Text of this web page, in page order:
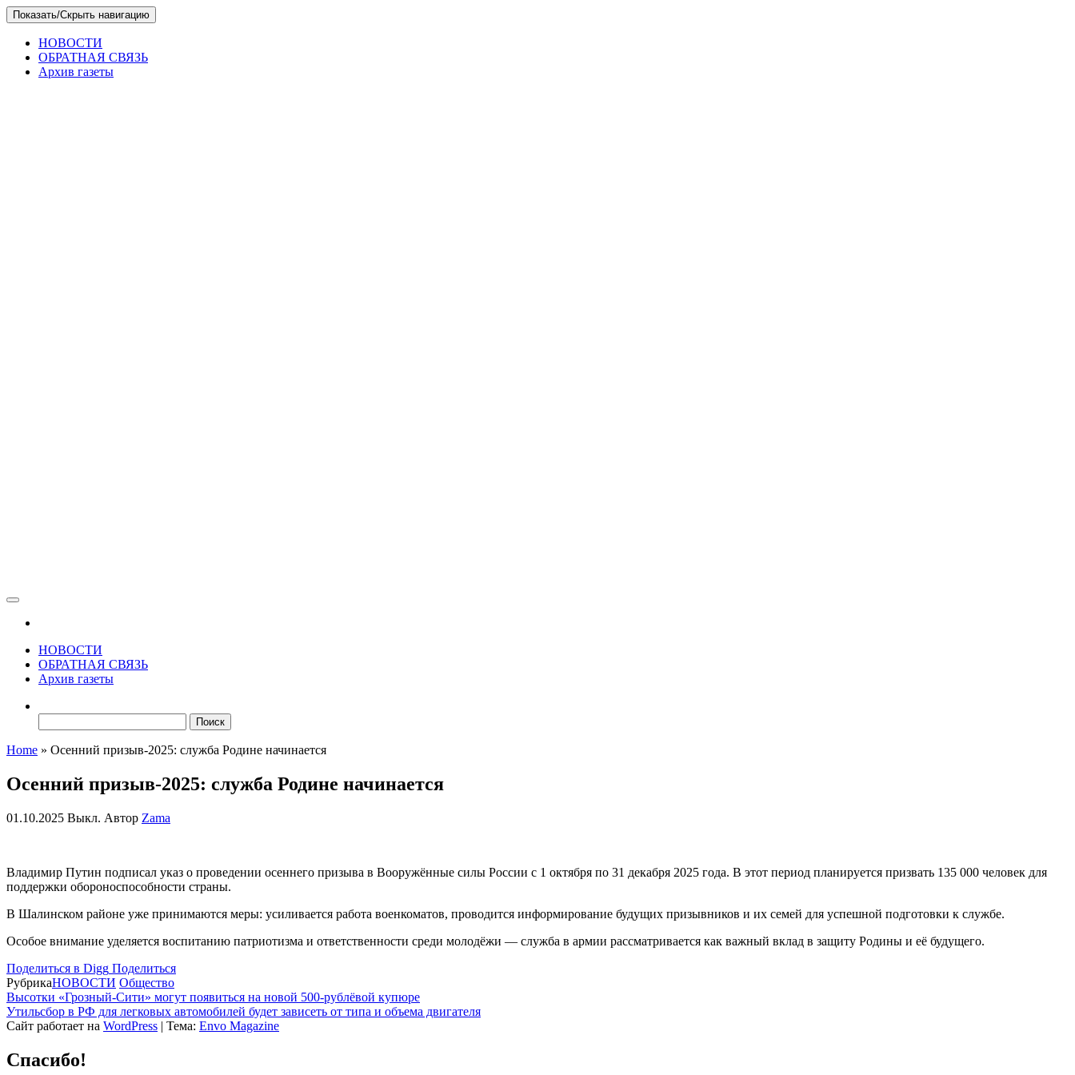
Skip
to
content
Показать/Скрыть навигацию
НОВОСТИ
ОБРАТНАЯ СВЯЗЬ
Архив газеты
НОВОСТИ
ОБРАТНАЯ СВЯЗЬ
Архив газеты
Home » Осенний призыв-2025: служба Родине начинается
Осенний призыв-2025: служба Родине начинается
01.10.2025 Выкл. Автор Zama
Владимир Путин подписал указ о проведении осеннего призыва в Вооружённые силы России с 1 октября по 31 декабря 2025 года. В этот период планируется призвать 135 000 человек для
поддержки обороноспособности страны.
В Шалинском районе уже принимаются меры: усиливается работа военкоматов, проводится информирование будущих призывников и их семей для успешной подготовки к службе.
Особое внимание уделяется воспитанию патриотизма и ответственности среди молодёжи — служба в армии рассматривается как важный вклад в защиту Родины и её будущего.
Поделиться в Digg Поделиться
РубрикаНОВОСТИ Общество
Высотки «Грозный-Сити» могут появиться на новой 500-рублёвой купюре
Утильсбор в РФ для легковых автомобилей будет зависеть от типа и объема двигателя
Сайт работает на WordPress | Тема: Envo Magazine
Спасибо!